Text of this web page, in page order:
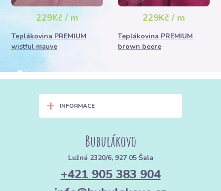
229Kč / m
Teplákovina PREMIUM
wistful mauve
229Kč / m
Teplákovina PREMIUM
brown beere
+ INFORMACE
Bubulákovo
Lužná 2320/6, 927 05 Šala
+421 905 383 904